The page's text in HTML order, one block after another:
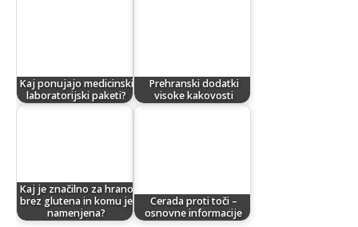
Kaj ponujajo medicinski
laboratorijski paketi?
Prehranski dodatki
visoke kakovosti
Kaj je značilno za hrano
brez glutena in komu je
namenjena?
Cerada proti toči –
osnovne informacije